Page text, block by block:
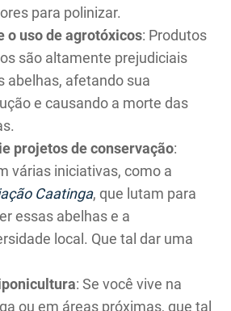
para polinizar.
o uso de agrotóxicos: Produtos
são altamente prejudiciais
abelhas, afetando sua
e causando a morte das
projetos de conservação:
várias iniciativas, como a
Caatinga, que lutam para
essas abelhas e a
local. Que tal dar uma
: Se você vive na
ou em áreas próximas, que tal